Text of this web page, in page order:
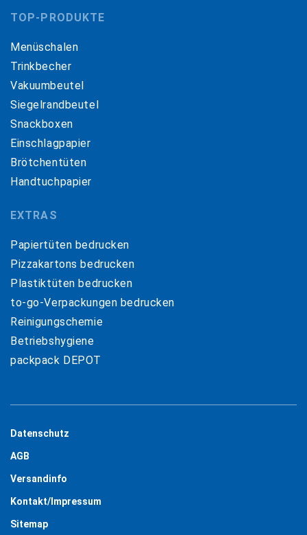
TOP-PRODUKTE
Menüschalen
Trinkbecher
Vakuumbeutel
Siegelrandbeutel
Snackboxen
Einschlagpapier
Brötchentüten
Handtuchpapier
EXTRAS
Papiertüten bedrucken
Pizzakartons bedrucken
Plastiktüten bedrucken
to-go-Verpackungen bedrucken
Reinigungschemie
Betriebshygiene
packpack DEPOT
Datenschutz
AGB
Versandinfo
Kontakt/Impressum
Sitemap